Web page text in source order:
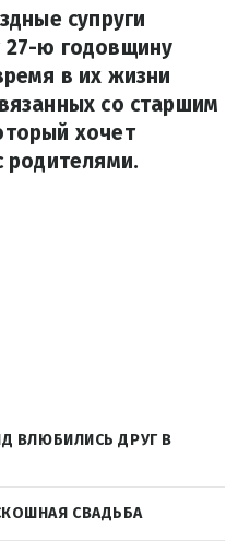
супруги
27-ю годовщину
в их жизни
со старшим
хочет
родителями.
ВЛЮБИЛИСЬ ДРУГ В
СВАДЬБА